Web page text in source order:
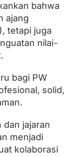
bahwa
ajang
tetapi juga
nilai-
bagi PW
solid,
dan jajaran
menjadi
kolaborasi